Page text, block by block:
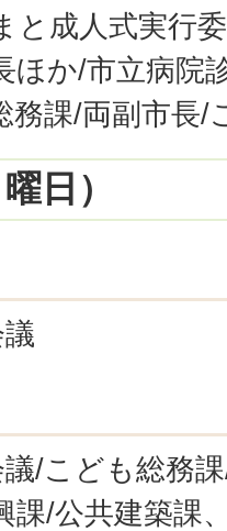
と成人式実行
ほか/市立病院
務課/両副市長/
日）
/こども総務
課/公共建築課